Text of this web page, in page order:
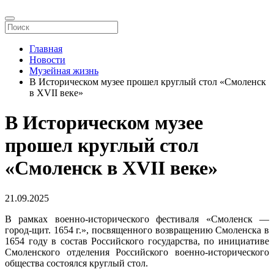
Главная
Новости
Музейная жизнь
В Историческом музее прошел круглый стол «Смоленск
в XVII веке»
В Историческом музее
прошел круглый стол
«Смоленск в XVII веке»
21.09.2025
В рамках военно-исторического фестиваля «Смоленск —
город-щит. 1654 г.», посвященного возвращению Смоленска в
1654 году в состав Российского государства, по инициативе
Смоленского отделения Российского военно-исторического
общества состоялся круглый стол.